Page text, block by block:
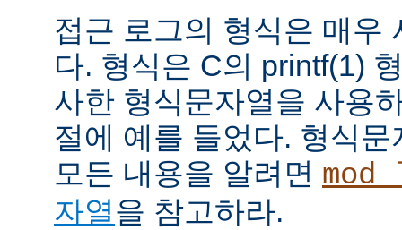
접근 로그의 형식은 매우
다. 형식은 C의 printf(1)
사한 형식문자열을 사용
절에 예를 들었다. 형식
모든 내용을 알려면
자열을 참고하라.